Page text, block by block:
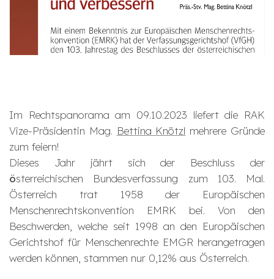
Im Rechtspanorama am 09.10.2023 liefert die RAK
Vize-Präsidentin Mag. Bettina Knötzl mehrere Gründe
zum feiern!
Dieses Jahr jährt sich der Beschluss der
österreichischen Bundesverfassung zum 103. Mal.
Österreich trat 1958 der Europäischen
Menschenrechtskonvention EMRK bei. Von den
Beschwerden, welche seit 1998 an den Europäischen
Gerichtshof für Menschenrechte EMGR herangetragen
werden können, stammen nur 0,12% aus Österreich.